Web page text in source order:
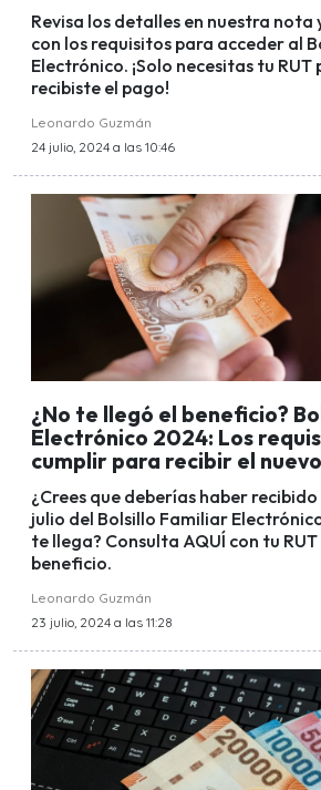
Revisa los detalles en nuestra nota
con los requisitos para acceder al
Electrónico. ¡Solo necesitas tu RUT
recibiste el pago!
Leonardo Guzmán
24 julio, 2024 a las 10:46
¿No te llegó el beneficio?
Electrónico 2024: Los
cumplir para recibir el
¿Crees que deberías haber
julio del Bolsillo Familiar
te llega? Consulta AQUÍ con tu
beneficio.
Leonardo Guzmán
23 julio, 2024 a las 11:28